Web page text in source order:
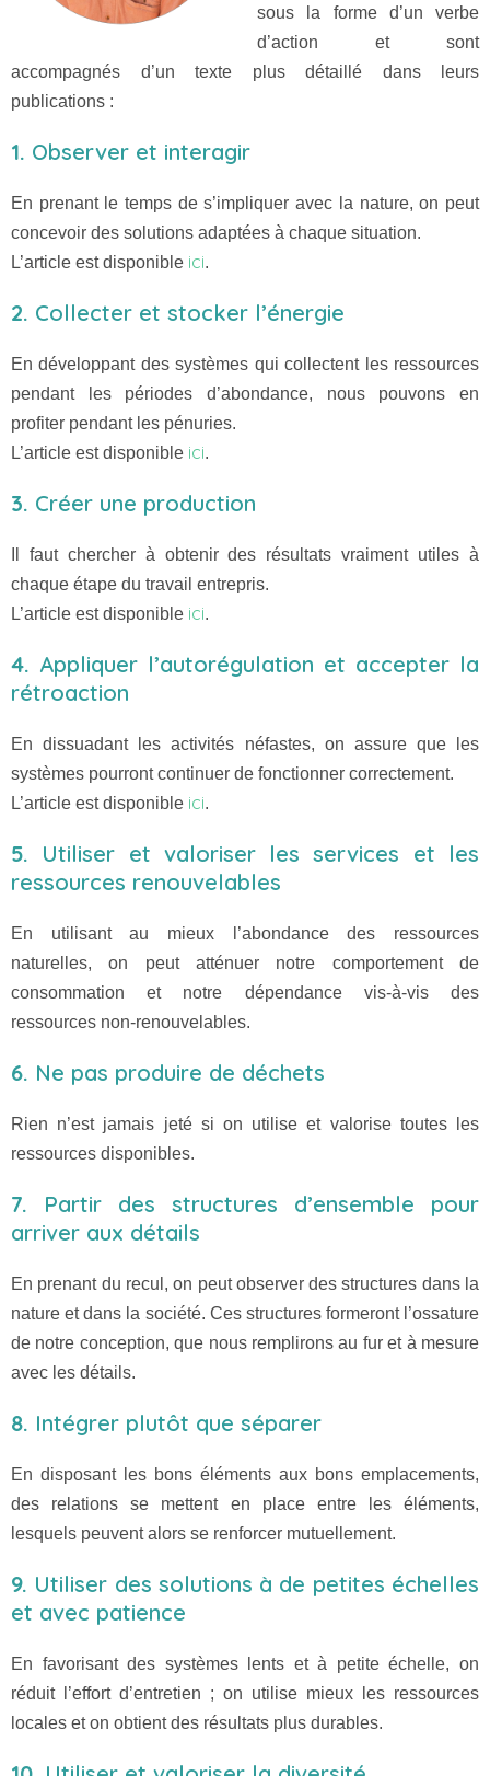
sous la forme d’un verbe
d’action et sont
accompagnés d’un texte plus détaillé dans leurs
publications :
1. Observer et interagir
En prenant le temps de s’impliquer avec la nature, on peut
concevoir des solutions adaptées à chaque situation.
L’article est disponible ici.
2. Collecter et stocker l’énergie
En développant des systèmes qui collectent les ressources
pendant les périodes d’abondance, nous pouvons en
profiter pendant les pénuries.
L’article est disponible ici.
3. Créer une production
Il faut chercher à obtenir des résultats vraiment utiles à
chaque étape du travail entrepris.
L’article est disponible ici.
4. Appliquer l’autorégulation et accepter la
rétroaction
En dissuadant les activités néfastes, on assure que les
systèmes pourront continuer de fonctionner correctement.
L’article est disponible ici.
5. Utiliser et valoriser les services et les
ressources renouvelables
En utilisant au mieux l’abondance des ressources
naturelles, on peut atténuer notre comportement de
consommation et notre dépendance vis-à-vis des
ressources non-renouvelables.
6. Ne pas produire de déchets
Rien n’est jamais jeté si on utilise et valorise toutes les
ressources disponibles.
7. Partir des structures d’ensemble pour
arriver aux détails
En prenant du recul, on peut observer des structures dans la
nature et dans la société. Ces structures formeront l’ossature
de notre conception, que nous remplirons au fur et à mesure
avec les détails.
8. Intégrer plutôt que séparer
En disposant les bons éléments aux bons emplacements,
des relations se mettent en place entre les éléments,
lesquels peuvent alors se renforcer mutuellement.
9. Utiliser des solutions à de petites échelles
et avec patience
En favorisant des systèmes lents et à petite échelle, on
réduit l’effort d’entretien ; on utilise mieux les ressources
locales et on obtient des résultats plus durables.